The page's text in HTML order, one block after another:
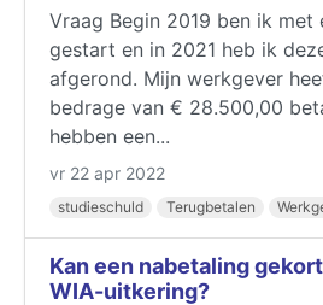
Vraag Begin 2019 ben ik met
gestart en in 2021 heb ik
afgerond. Mijn werkgever
bedrage van € 28.500,00
hebben een...
vr 22 apr 2022
studieschuld Terugbetalen
Kan een nabetaling
WIA-uitkering?